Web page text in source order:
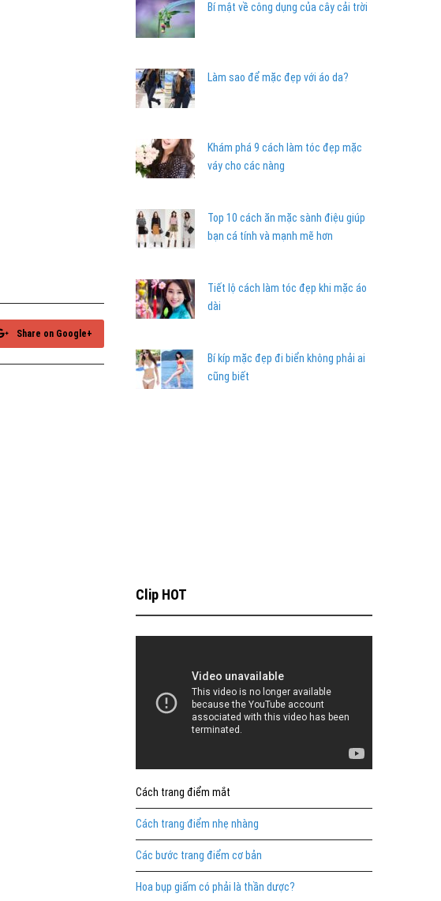
Share on Google+
Bí mật về công dụng của cây cải trời
Làm sao để mặc đẹp với áo da?
Khám phá 9 cách làm tóc đẹp mặc
váy cho các nàng
Top 10 cách ăn mặc sành điệu giúp
bạn cá tính và mạnh mẽ hơn
Tiết lộ cách làm tóc đẹp khi mặc áo
dài
Bí kíp mặc đẹp đi biển không phải ai
cũng biết
Clip HOT
Cách trang điểm mắt
Cách trang điểm nhẹ nhàng
Các bước trang điểm cơ bản
Hoa bụp giấm có phải là thần dược?